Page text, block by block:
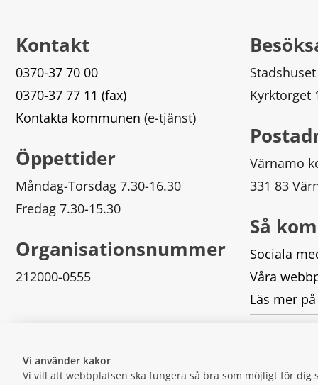
Vi använder kakor
Vi vill att webbplatsen ska fungera så bra som möjligt för
Kontakt
0370-37 70 00
0370-37 77 11 (fax)
Kontakta kommunen (e-tjänst)
Öppettider
Måndag-Torsdag 7.30-16.30
Fredag 7.30-15.30
Organisationsnummer
212000-0555
Stadshuset
Kyrktorget
Värnamo
331 83
Så
Sociala
Våra
Läs mer